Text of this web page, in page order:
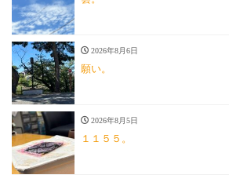
2026年8月6日
願い。
2026年8月5日
１１５５。